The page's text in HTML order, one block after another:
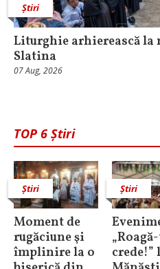
Știri
Liturghie arhierească la
Slatina
07 Aug, 2026
TOP 6 Știri
Știri
Moment de
rugăciune şi
împlinire la o
Știri
crede!”